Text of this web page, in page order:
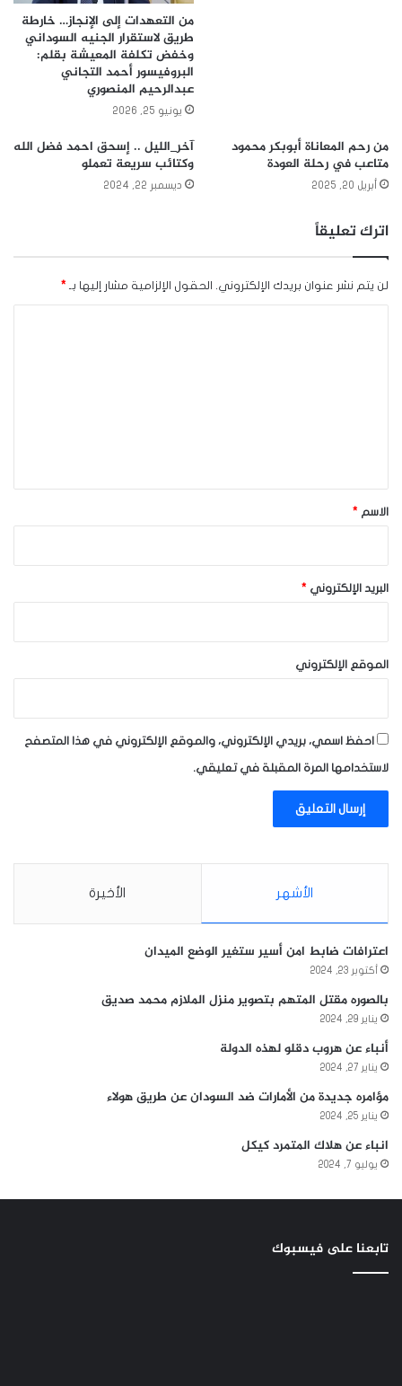
من التعهدات إلى الإنجاز… خارطة
طريق لاستقرار الجنيه السوداني
وخفض تكلفة المعيشة بقلم:
البروفيسور أحمد التجاني
عبدالرحيم المنصوري
يونيو 25, 2026
من رحم المعاناة أبوبكر محمود
متاعب في رحلة العودة
أبريل 20, 2025
آخر_الليل .. إسحق احمد فضل الله
وكتائب سريعة تعملو
ديسمبر 22, 2024
اترك تعليقاً
لن يتم نشر عنوان بريدك الإلكتروني. الحقول الإلزامية مشار إليها بـ *
*الاسم *
البريد الإلكتروني *
الموقع الإلكتروني
احفظ اسمي، بريدي الإلكتروني، والموقع الإلكتروني في هذا المتصفح
لاستخدامها المرة المقبلة في تعليقي.
الأشهر الأخيرة
اعترافات ضابط امن أسير ستغير الوضع الميدان
أكتوبر 23, 2024
بالصوره مقتل المتهم بتصوير منزل الملازم محمد صديق
يناير 29, 2024
أنباء عن هروب دقلو لهذه الدولة
يناير 27, 2024
مؤامره جديدة من الأمارات ضد السودان عن طريق هولاء
يناير 25, 2024
انباء عن هلاك المتمرد كيكل
يوليو 7, 2024
تابعنا على فيسبوك